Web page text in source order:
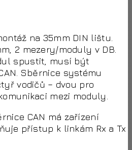
na 35mm DIN lištu.
2 mezery/moduly v DB.
spustit, musí být
Sběrnice systému
vodičů – dvou pro
mezi moduly.
CAN má zařízení
přístup k linkám Rx a Tx